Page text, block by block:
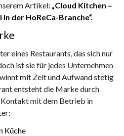
Artikel: „Cloud Kitchen –
der HoReCa-Branche“.
eines Restaurants, das sich nur
ist sie für jedes Unternehmen
mit Zeit und Aufwand stetig
entsteht die Marke durch
mit dem Betrieb in
Küche